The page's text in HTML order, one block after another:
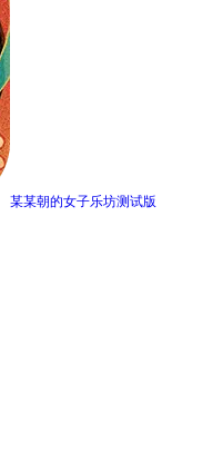
某某朝的女子乐坊测试版